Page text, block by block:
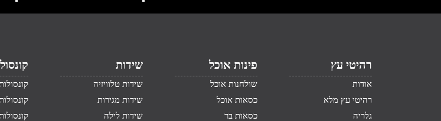
רהיטי עץ
אודות
רהיטי עץ מלא
גלריה
פינות אוכל
שולחנות אוכל
כסאות אוכל
כסאות בר
שידות
שידות טלוויזיה
שידות מגירות
שידות לילה